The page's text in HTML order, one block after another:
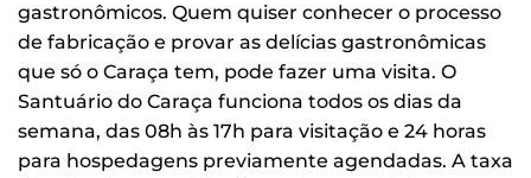
gastronômicos. Quem quiser conhecer o processo
de fabricação e provar as delícias gastronômicas
que só o Caraça tem, pode fazer uma visita. O
Santuário do Caraça funciona todos os dias da
semana, das 08h às 17h para visitação e 24 horas
para hospedagens previamente agendadas. A taxa